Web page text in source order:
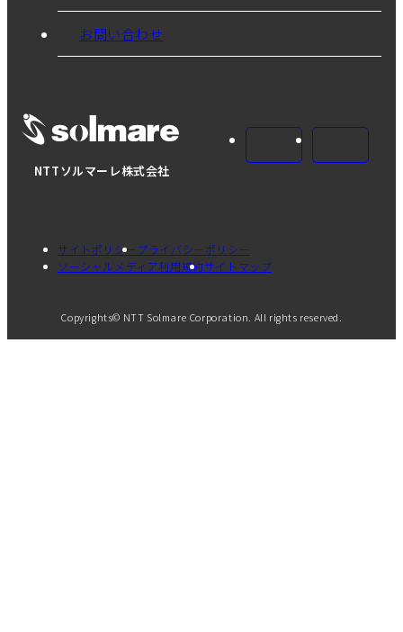
NTTソルマーレ株式会社
お問い合わせ
サイトポリシープライバシーポリシー
ソーシャルメディア利用規約サイトマップ
Copyrights© NTT Solmare Corporation. All rights reserved.